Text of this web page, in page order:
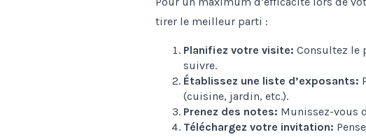
tirer le meilleur parti :
Planifiez votre visite: Consultez le
suivre.
Établissez une liste d’exposants:
(cuisine, jardin, etc.).
Prenez des notes: Munissez-vous
Téléchargez votre invitation: